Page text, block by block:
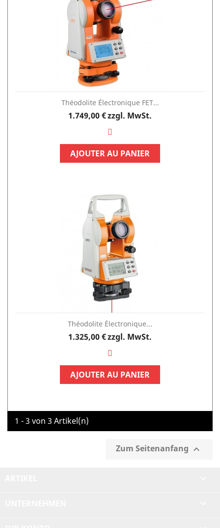
Théodolite Électronique FET...
Preis
1.749,00 €zzgl. MwSt.
AJOUTER AU PANIER
Théodolite Électronique...
Preis
1.325,00 €zzgl. MwSt.
AJOUTER AU PANIER
1 - 3 von 3 Artikel(n)
Zum Seitenanfang 